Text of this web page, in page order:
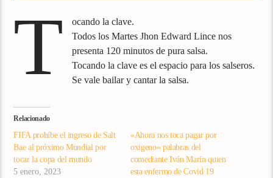
T
ocando la clave.
Todos los Martes Jhon Edward Lince nos
presenta 120 minutos de pura salsa.
Tocando la clave es el espacio para los salseros.
Se vale bailar y cantar la salsa.
Relacionado
FIFA prohíbe el ingreso de Salt
Bae al próximo Mundial por
tocar la copa del mundo
5 enero, 2023
«Ahora nos toca pagar por
oxigeno» palabras del
comediante Iván Marín quien
esta enfermo de Covid 19